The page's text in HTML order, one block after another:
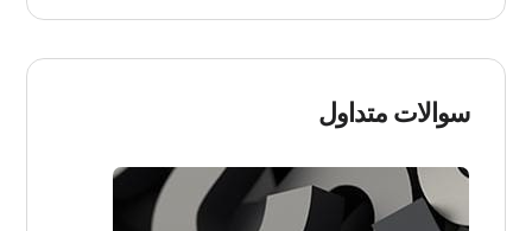
سوالات متداول